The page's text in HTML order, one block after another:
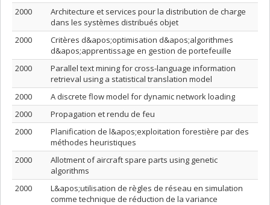
2000
Architecture et services pour la distribution de charge
dans les systèmes distribués objet
2000
Critères d&apos;optimisation d&apos;algorithmes
d&apos;apprentissage en gestion de portefeuille
2000
Parallel text mining for cross-language information
retrieval using a statistical translation model
2000
A discrete flow model for dynamic network loading
2000
Propagation et rendu de feu
2000
Planification de l&apos;exploitation forestière par des
méthodes heuristiques
2000
Allotment of aircraft spare parts using genetic
algorithms
2000
L&apos;utilisation de règles de réseau en simulation
comme technique de réduction de la variance